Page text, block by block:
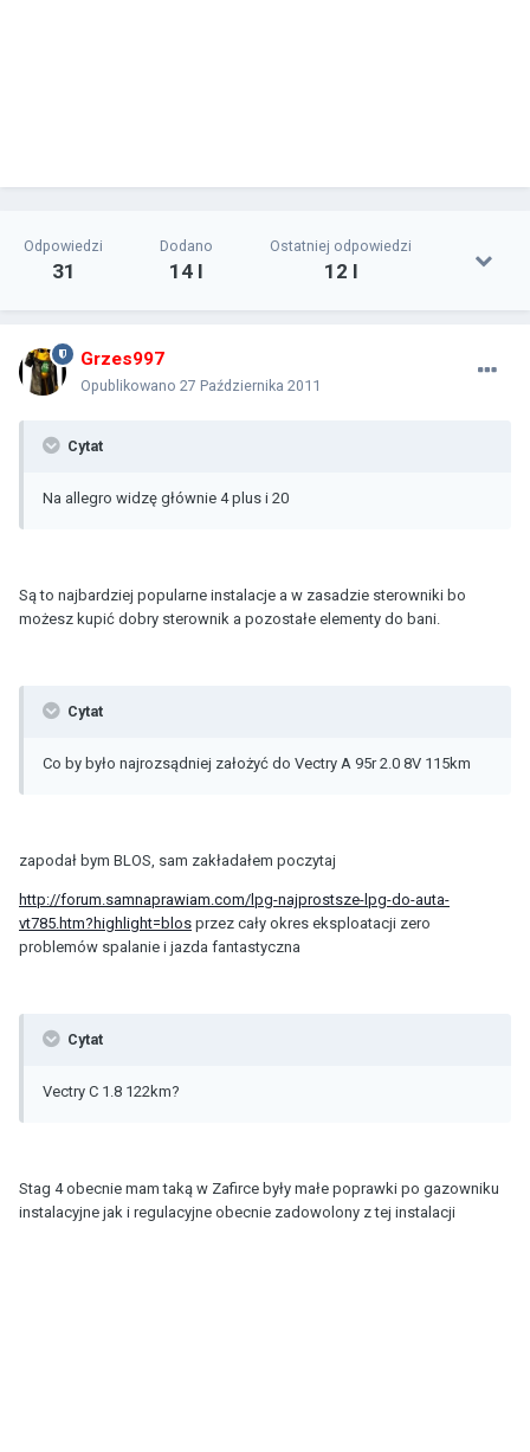
Odpowiedzi
31
Dodano
14 l
Ostatniej odpowiedzi
12 l
Grzes997
Opublikowano 27 Października 2011
Cytat
Na allegro widzę głównie 4 plus i 20
Są to najbardziej popularne instalacje a w zasadzie sterowniki bo
możesz kupić dobry sterownik a pozostałe elementy do bani.
Cytat
Co by było najrozsądniej założyć do Vectry A 95r 2.0 8V 115km
zapodał bym BLOS, sam zakładałem poczytaj
http://forum.samnaprawiam.com/lpg-najprostsze-lpg-do-auta-
vt785.htm?highlight=blos przez cały okres eksploatacji zero
problemów spalanie i jazda fantastyczna
Cytat
Vectry C 1.8 122km?
Stag 4 obecnie mam taką w Zafirce były małe poprawki po gazowniku
instalacyjne jak i regulacyjne obecnie zadowolony z tej instalacji